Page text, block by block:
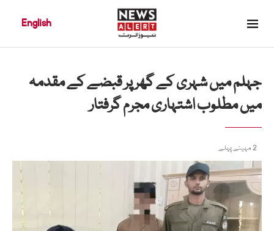
English
جہلم میں شہری کے گھر پر قبضے کے مقدمہ
میں مطلوب اشتہاری مجرم گرفتار
2 مہینے پہلے